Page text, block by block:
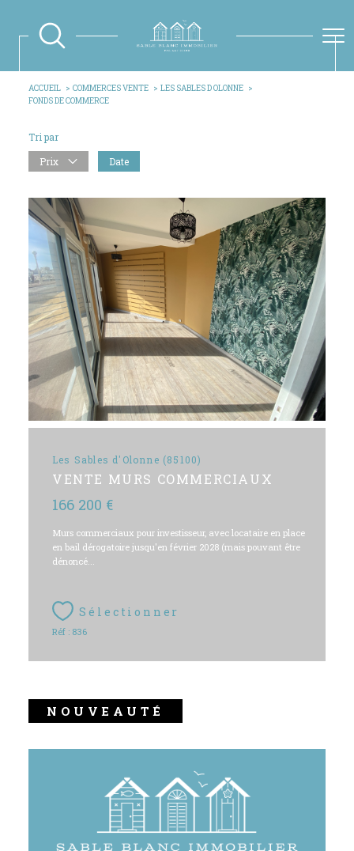
ACCUEIL COMMERCES VENTE
LES SABLES D OLONNE
FONDS DE COMMERCE
Tri par
Prix
Date
Les Sables d'Olonne (85100)
VENTE MURS COMMERCIAUX
166 200 €
Murs commerciaux pour investisseur, avec locataire en place
en bail dérogatoire jusqu'en février 2028 (mais pouvant être
dénoncé...
Sélectionner
Réf : 836
NOUVEAUTÉ